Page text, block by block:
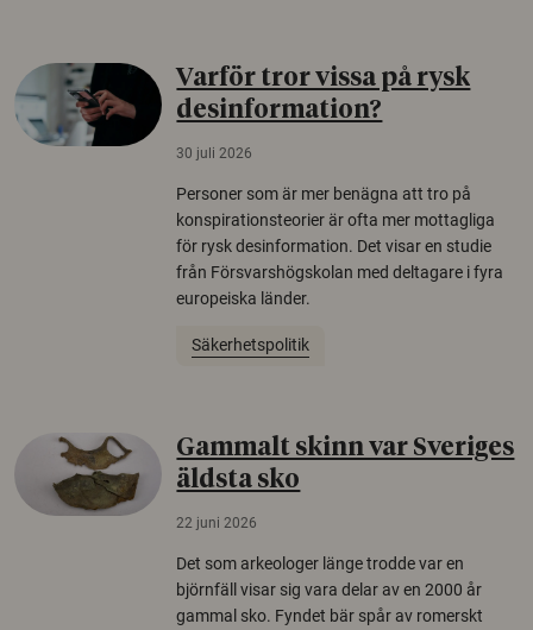
Varför tror vissa på rysk
desinformation?
30 juli 2026
Personer som är mer benägna att tro på
konspirationsteorier är ofta mer mottagliga
för rysk desinformation. Det visar en studie
från Försvarshögskolan med deltagare i fyra
europeiska länder.
Säkerhetspolitik
Gammalt skinn var Sveriges
äldsta sko
22 juni 2026
Det som arkeologer länge trodde var en
björnfäll visar sig vara delar av en 2000 år
gammal sko. Fyndet bär spår av romerskt